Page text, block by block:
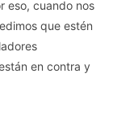
eso, cuando nos
que estén
en contra y